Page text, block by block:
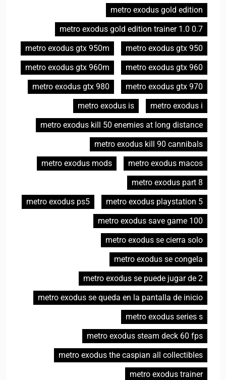
metro exodus gold edition
metro exodus gold edition trainer 1.0 0.7
metro exodus gtx 950
metro exodus gtx 950m
metro exodus gtx 960
metro exodus gtx 960m
metro exodus gtx 970
metro exodus gtx 980
metro exodus i
metro exodus is
metro exodus kill 50 enemies at long distance
metro exodus kill 90 cannibals
metro exodus macos
metro exodus mods
metro exodus part 8
metro exodus playstation 5
metro exodus ps5
metro exodus save game 100
metro exodus se cierra solo
metro exodus se congela
metro exodus se puede jugar de 2
metro exodus se queda en la pantalla de inicio
metro exodus series s
metro exodus steam deck 60 fps
metro exodus the caspian all collectibles
metro exodus trainer